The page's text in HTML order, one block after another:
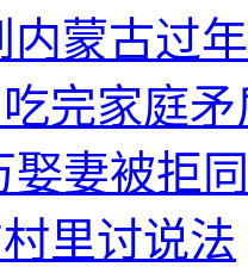
内蒙古过
完家庭
娶妻被拒
里讨说法